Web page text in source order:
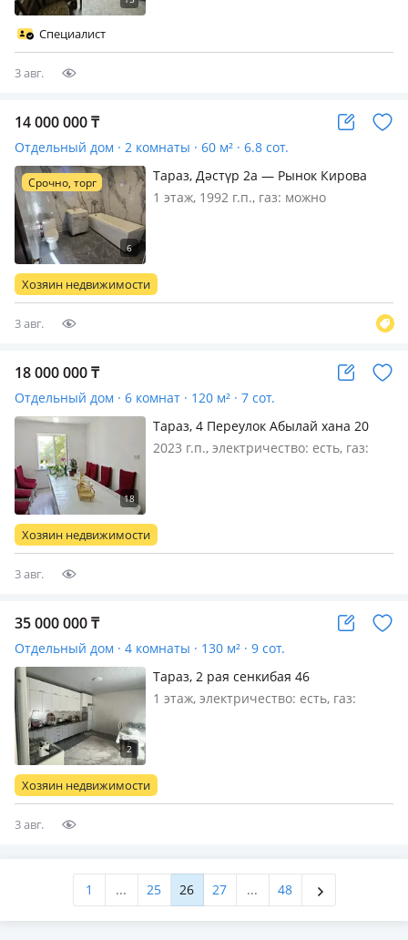
Койгельды участок 5, 5 соток дом…
Специалист
3 авг.
14 000 000₸
Отдельный дом · 2 комнаты · 60 м² · 6.8 сот.
Срочно, торг
Тараз, Дәстүр 2а — Рынок Кирова
1 этаж, 1992 г.п., газ: можно
ремонт внутри ванна туалет земля
9соток рядом рынок Кирова
Хозяин недвижимости
3 авг.
18 000 000₸
Отдельный дом · 6 комнат · 120 м² · 7 сот.
Тараз, 4 Переулок Абылай хана 20
2023 г.п., электричество: есть, газ:
Рассматриваем обмен на 2х
комнатную квартиру в центре
Хозяин недвижимости
3 авг.
35 000 000₸
Отдельный дом · 4 комнаты · 130 м² · 9 сот.
Тараз, 2 рая сенкибая 46
1 этаж, электричество: есть, газ:
участок позволяет
Хозяин недвижимости
3 авг.
1 ... 25 26 27 ... 48